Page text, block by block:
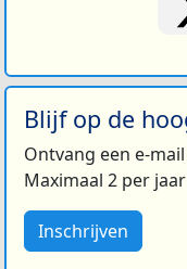
Blijf op de
Ontvang een e-
Maximaal 2 per
Inschrijven